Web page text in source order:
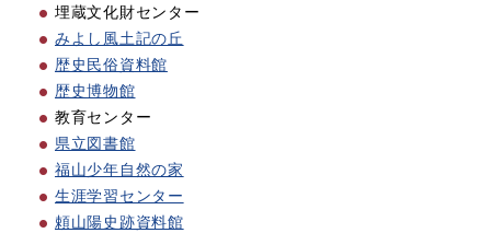
埋蔵文化財センター
みよし風土記の丘
歴史民俗資料館
歴史博物館
教育センター
県立図書館
福山少年自然の家
生涯学習センター
頼山陽史跡資料館